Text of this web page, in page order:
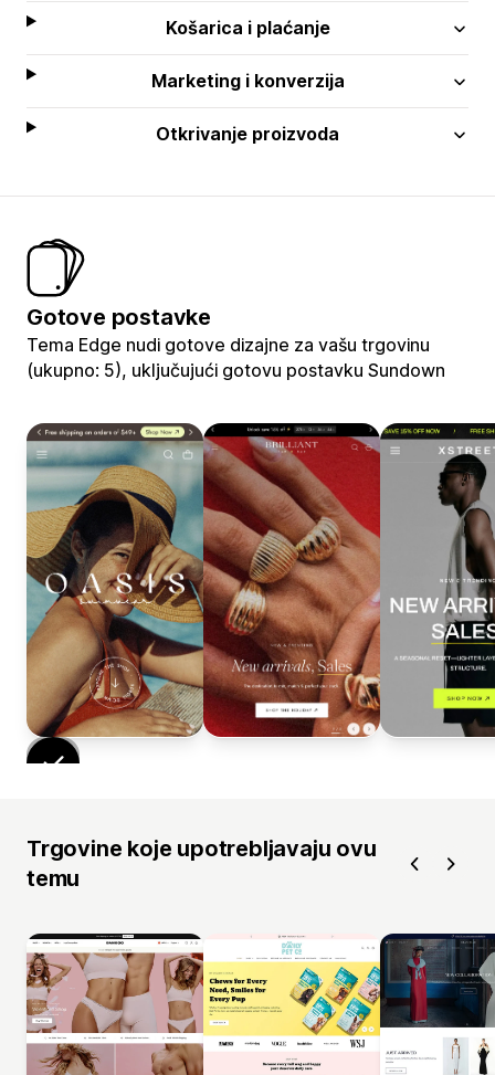
Košarica i plaćanje
Marketing i konverzija
Otkrivanje proizvoda
Gotove postavke
Tema Edge nudi gotove dizajne za vašu trgovinu
(ukupno: 5), uključujući gotovu postavku Sundown
Trgovine koje upotrebljavaju ovu
temu